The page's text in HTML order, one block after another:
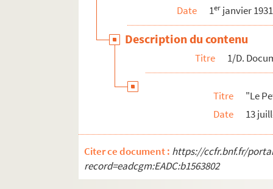
Dossier 20. Les expéditions coloniales
Dossier 21. Les expéditions coloniales
Dossier 22. Les expéditions coloniales
Dossier 23. Les expéditions coloniales
Dossier 24. Les expéditions coloniales
Dossier 25. Deuxième présidence du
Dossier 26. Discussions économiques /
Dossier 27. Chemins de fer / Révision du
Dossier 28. Affaires de Russie / Affaires
Dossier 29. Jules Ferry sénateur
Date
1er janvier 1931
Description du contenu
Titre 1/D.
Titre
"Le
Date
13
Citer ce document : https://ccfr.bnf.fr/
record=eadcgm:EADC:b1563802